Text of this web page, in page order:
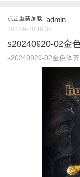
点击重新加载 admin
2024-9-20 18:39
s20240920-02金
s20240920-02金色体